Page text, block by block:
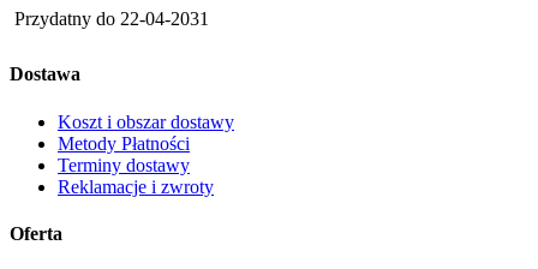
Przydatny do 22-04-2031
Dostawa
Koszt i obszar dostawy
Metody Płatności
Terminy dostawy
Reklamacje i zwroty
Oferta